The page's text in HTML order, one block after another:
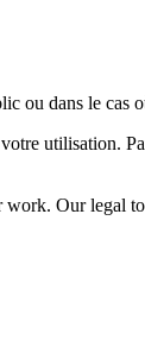
ou dans le
utilisation.
Our legal